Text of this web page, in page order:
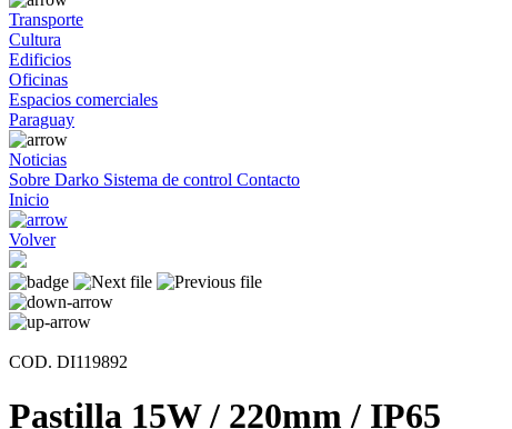
Transporte
Cultura
Edificios
Oficinas
Espacios comerciales
Paraguay
Noticias
Sobre Darko Sistema de control Contacto
Inicio
Volver
COD. DI119892
Pastilla 15W / 220mm / IP65